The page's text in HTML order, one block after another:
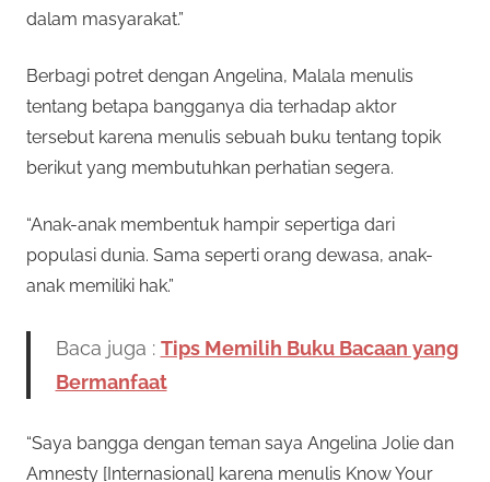
dalam masyarakat.”
Berbagi potret dengan Angelina, Malala menulis
tentang betapa bangganya dia terhadap aktor
tersebut karena menulis sebuah buku tentang topik
berikut yang membutuhkan perhatian segera.
“Anak-anak membentuk hampir sepertiga dari
populasi dunia. Sama seperti orang dewasa, anak-
anak memiliki hak.”
Baca juga : Tips Memilih Buku Bacaan yang
Bermanfaat
“Saya bangga dengan teman saya Angelina Jolie dan
Amnesty [Internasional] karena menulis Know Your